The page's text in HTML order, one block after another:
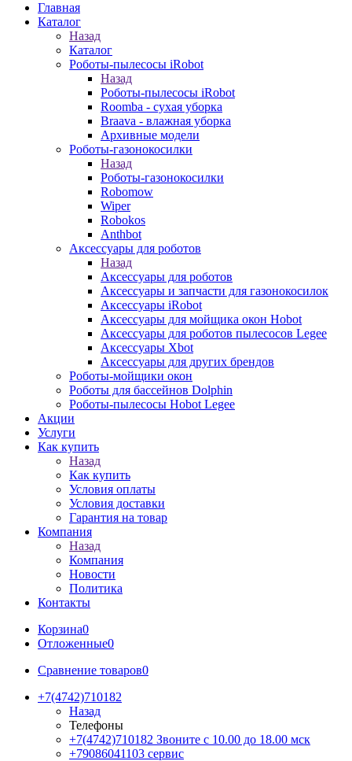
Главная
Каталог
Назад
Каталог
Роботы-пылесосы iRobot
Назад
Роботы-пылесосы iRobot
Roomba - сухая уборка
Braava - влажная уборка
Архивные модели
Роботы-газонокосилки
Назад
Роботы-газонокосилки
Robomow
Wiper
Robokos
Anthbot
Аксессуары для роботов
Назад
Аксессуары для роботов
Аксессуары и запчасти для газонокосилок
Аксессуары iRobot
Аксессуары для мойщика окон Hobot
Аксессуары для роботов пылесосов Legee
Аксессуары Xbot
Аксессуары для других брендов
Роботы-мойщики окон
Роботы для бассейнов Dolphin
Роботы-пылесосы Hobot Legee
Акции
Услуги
Как купить
Назад
Как купить
Условия оплаты
Условия доставки
Гарантия на товар
Компания
Назад
Компания
Новости
Политика
Контакты
Корзина0
Отложенные0
Сравнение товаров0
+7(4742)710182
Назад
Телефоны
+7(4742)710182 Звоните с 10.00 до 18.00 мск
+79086041103 сервис